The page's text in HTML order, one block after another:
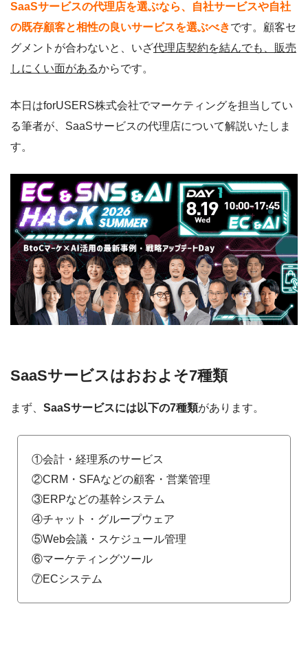
SaaSサービスの代理店を選ぶなら、自社サービスや自社
の既存顧客と相性の良いサービスを選ぶべきです。顧客セ
グメントが合わないと、いざ代理店契約を結んでも、販売
しにくい面があるからです。
本日はforUSERS株式会社でマーケティングを担当してい
る筆者が、SaaSサービスの代理店について解説いたしま
す。
SaaSサービスはおおよそ7種類
まず、 SaaSサービスには以下の7種類があります。
①会計・経理系のサービス
②CRM・SFAなどの顧客・営業管理
③ERPなどの基幹システム
④チャット・グループウェア
⑤Web会議・スケジュール管理
⑥マーケティングツール
⑦ECシステム